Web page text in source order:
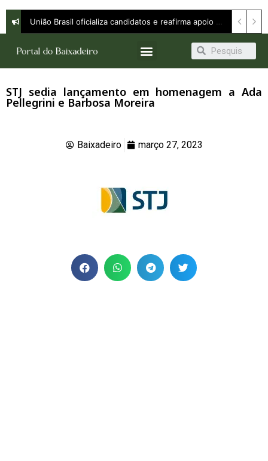
STJ sedia lançamento em homenagem a Ada
Pellegrini e Barbosa Moreira
Baixadeiro março 27, 2023